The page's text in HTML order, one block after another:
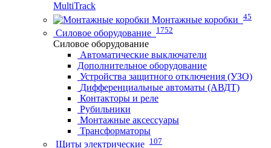
MultiTrack
Монтажные коробки 45
Силовое оборудование 1752
Силовое оборудование
Автоматические выключатели
Дополнительное оборудование
Устройства защитного отключения (УЗО)
Дифференциальные автоматы (АВДТ)
Контакторы и реле
Рубильники
Монтажные аксессуары
Трансформаторы
Щиты электрические 107